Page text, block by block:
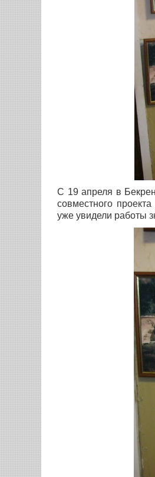
С 19 апреля в
совместного
уже увидели работы